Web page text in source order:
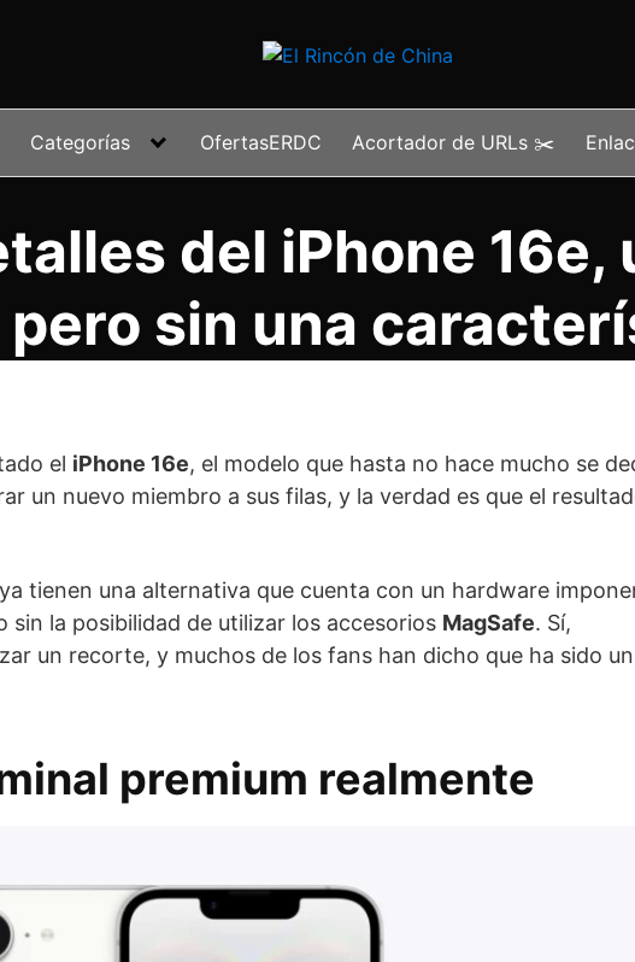
Categorías OfertasERDC Acortador de URLs ✂️
del iPhone
sin una
el iPhone 16e, el modelo que hasta no hace mucho se
un nuevo miembro a sus filas, y la verdad es que el
tienen una alternativa que cuenta con un hardware
la posibilidad de utilizar los accesorios MagSafe. Sí,
un recorte, y muchos de los fans han dicho que ha sido
premium realmente